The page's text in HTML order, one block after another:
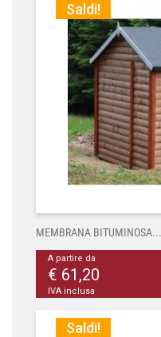
Saldi!
MEMBRANA BITUMINOSA...
A partire da
€ 61,20
IVA inclusa
Saldi!